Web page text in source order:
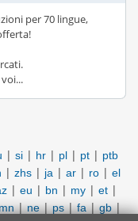
per 70 lingue,
| si | hr | pl | pt | ptb
| zhs | ja | ar | ro | el
| eu | bn | my | et |
|ne|ps|fa|gb|